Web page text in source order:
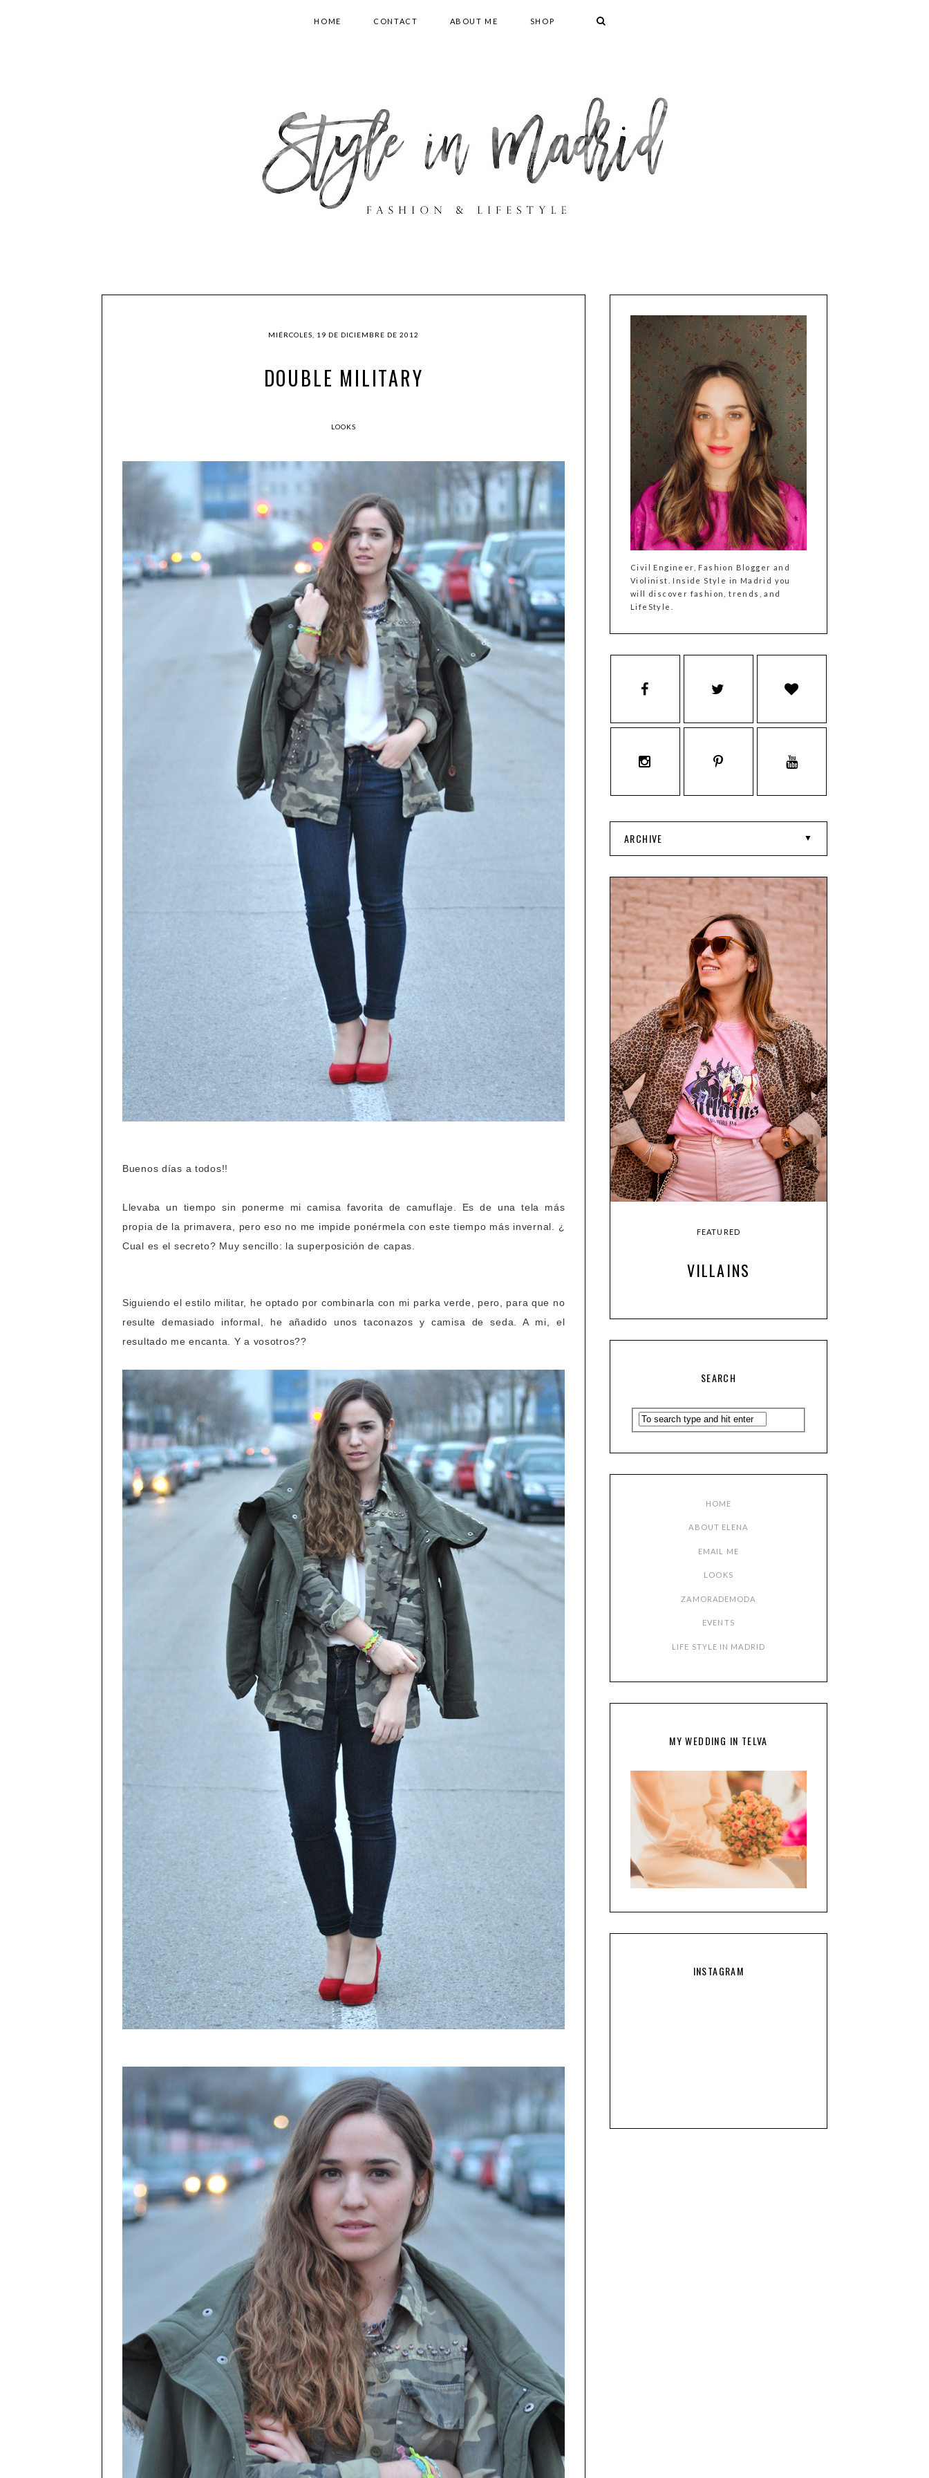
HOME CONTACT ABOUT ME SHOP
MIÉRCOLES, 19 DE DICIEMBRE DE 2012
DOUBLE MILITARY
LOOKS
Buenos días a todos!!
Llevaba un tiempo sin ponerme mi camisa favorita de camuflaje. Es de una tela más
propia de la primavera, pero eso no me impide ponérmela con este tiempo más invernal. ¿
Cual es el secreto? Muy sencillo: la superposición de capas.
Siguiendo el estilo militar, he optado por combinarla con mi parka verde, pero, para que no
resulte demasiado informal, he añadido unos taconazos y camisa de seda. A mi, el
resultado me encanta. Y a vosotros??
Civil Engineer, Fashion Blogger and
Violinist. Inside Style in Madrid you
will discover fashion, trends, and
LifeStyle.
ARCHIVE
FEATURED
VILLAINS
SEARCH
HOME
ABOUT ELENA
EMAIL ME
LOOKS
ZAMORADEMODA
EVENTS
LIFE STYLE IN MADRID
MY WEDDING IN TELVA
INSTAGRAM